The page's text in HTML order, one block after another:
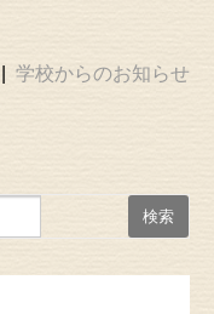
学校からのお知らせ